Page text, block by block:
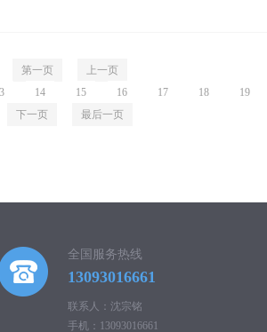
第一页
上一页
14 15 16 17 18 19
下一页
最后一页
全国服务热线
13093016661
联系人：沈宗铭
手机：13093016661